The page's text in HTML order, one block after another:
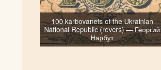
100 karbovanets of the Ukrainian
National Republic (revers) — Георгий
Нарбут